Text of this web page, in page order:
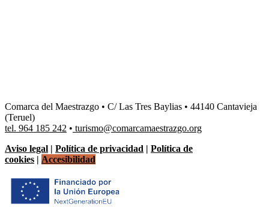
Comarca del Maestrazgo • C/ Las Tres Baylias • 44140 Cantavieja
(Teruel)
tel. 964 185 242 • turismo@comarcamaestrazgo.org
Aviso legal | Política de privacidad | Política de
cookies | Accesibilidad